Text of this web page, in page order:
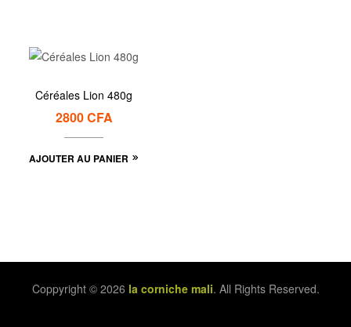
Céréales Lion 480g
2800CFA
AJOUTER AU PANIER
Coppyright © 2026 la corniche mali. All Rights Reserved.